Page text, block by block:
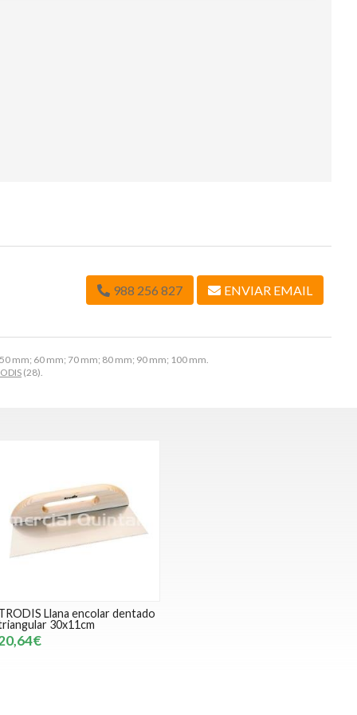
mm; 60 mm; 70 mm; 80 mm; 90 mm; 100 mm.
(28).
988 256 827 ENVIAR EMAIL
Llana encolar dentado
30x11cm